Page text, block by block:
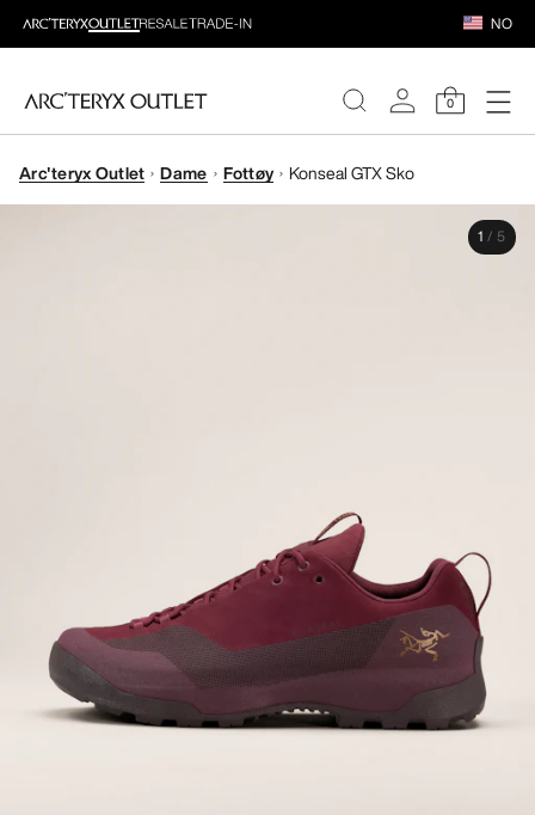
NO
0
DAMER
Arc'teryx Outlet Dame Fottøy Konseal GTX Sko
1 / 5